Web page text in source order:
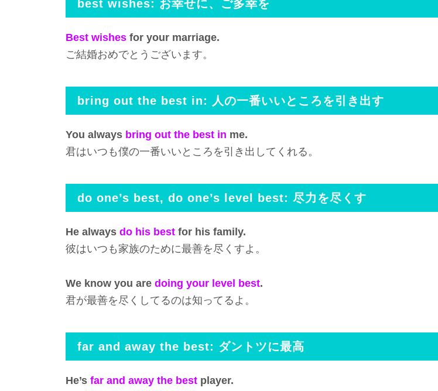
best wishes: お幸せに、ご多幸を
Best wishes for your marriage.
ご結婚おめでとうございます。
bring out the best in: 人の一番いいところを引き出す
You always bring out the best in me.
君はいつも僕の一番いいところを引き出してくれる。
do one’s best, do one’s level best: 尽力を尽くす
He always do his best for his family.
彼はいつも家族のために最善を尽くすよ。
We know you are doing your level best.
君が最善を尽くしてるのは知ってるよ。
far and away the best: ダントツに最高
He’s far and away the best player.